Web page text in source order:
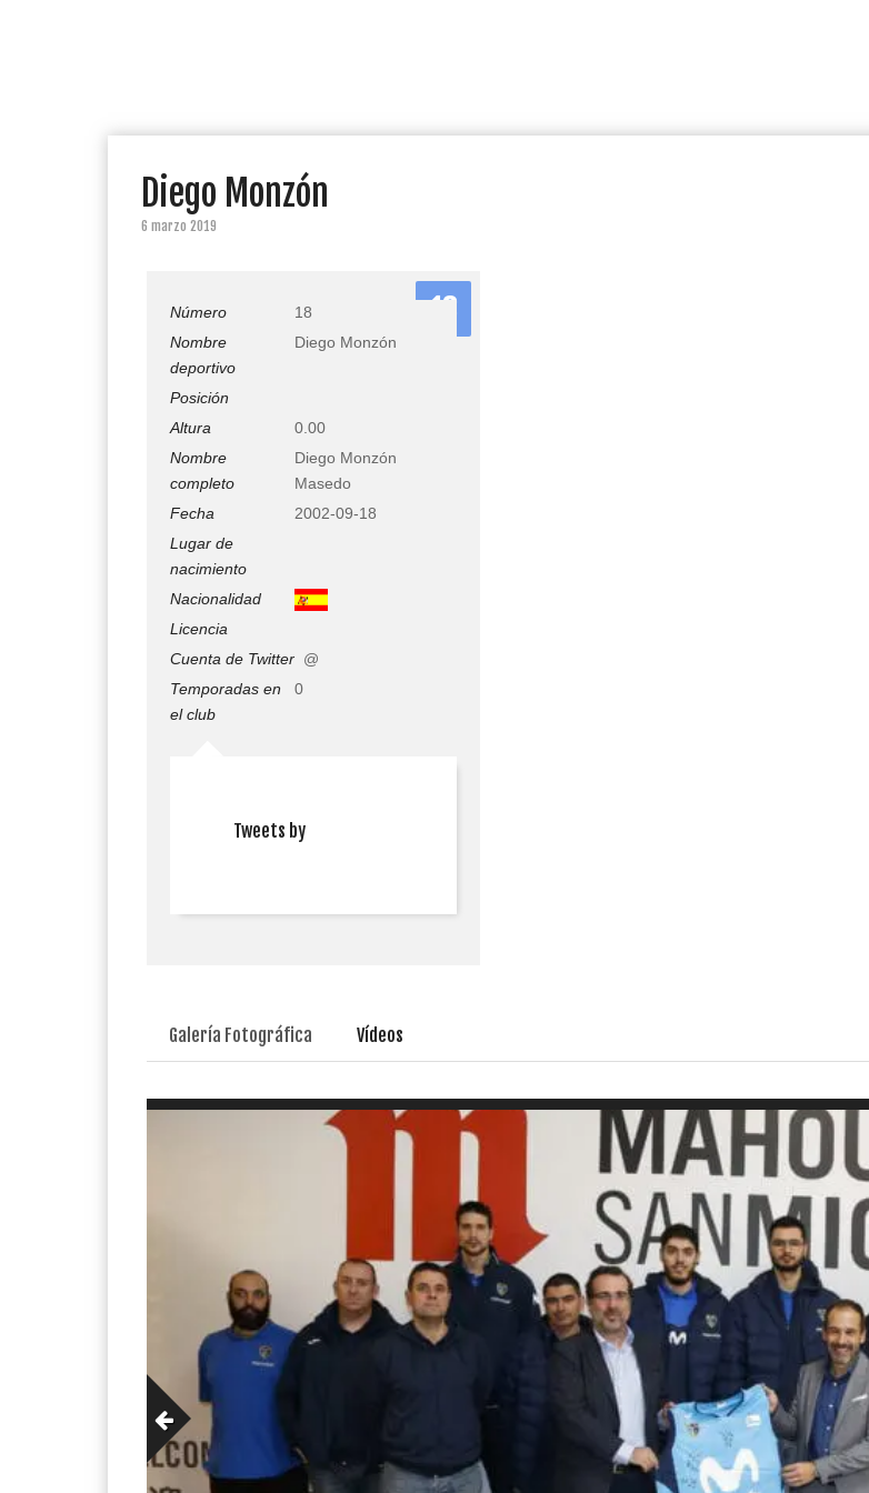
Diego Monzón
6 marzo 2019
18
Número
18
Nombre
deportivo
Diego Monzón
Posición
Altura
0.00
Nombre
completo
Diego Monzón
Masedo
Fecha
2002-09-18
Lugar de
nacimiento
Nacionalidad
Licencia
Cuenta de Twitter @
Temporadas en
el club
0
Tweets by
Galería Fotográfica Vídeos